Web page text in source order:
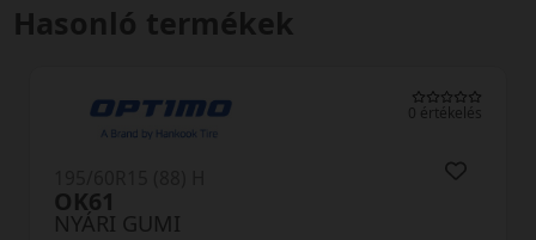
Hasonló termékek
0 értékelés
NYÁRI GUMI
OK61